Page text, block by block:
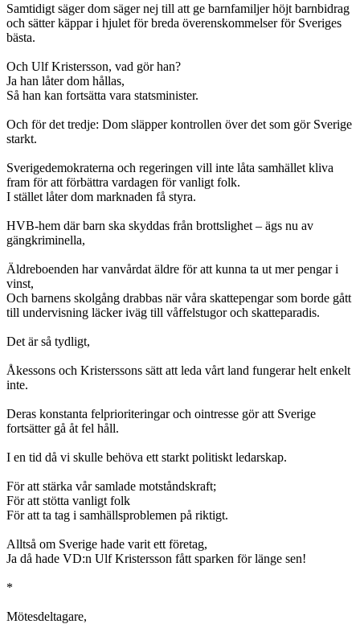
Samtidigt säger dom säger nej till att ge barnfamiljer höjt barnbidrag
och sätter käppar i hjulet för breda överenskommelser för Sveriges
bästa.
Och Ulf Kristersson, vad gör han?
Ja han låter dom hållas,
Så han kan fortsätta vara statsminister.
Och för det tredje: Dom släpper kontrollen över det som gör Sverige
starkt.
Sverigedemokraterna och regeringen vill inte låta samhället kliva
fram för att förbättra vardagen för vanligt folk.
I stället låter dom marknaden få styra.
HVB-hem där barn ska skyddas från brottslighet – ägs nu av
gängkriminella,
Äldreboenden har vanvårdat äldre för att kunna ta ut mer pengar i
vinst,
Och barnens skolgång drabbas när våra skattepengar som borde gått
till undervisning läcker iväg till våffelstugor och skatteparadis.
Det är så tydligt,
Åkessons och Kristerssons sätt att leda vårt land fungerar helt enkelt
inte.
Deras konstanta felprioriteringar och ointresse gör att Sverige
fortsätter gå åt fel håll.
I en tid då vi skulle behöva ett starkt politiskt ledarskap.
För att stärka vår samlade motståndskraft;
För att stötta vanligt folk
För att ta tag i samhällsproblemen på riktigt.
Alltså om Sverige hade varit ett företag,
Ja då hade VD:n Ulf Kristersson fått sparken för länge sen!
*
Mötesdeltagare,